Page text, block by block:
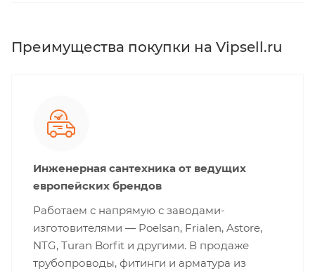
Преимущества покупки на Vipsell.ru
Инженерная сантехника от ведущих
европейских брендов
Работаем с напрямую с заводами-
изготовителями — Poelsan, Frialen, Astore,
NTG, Turan Borfit и другими. В продаже
трубопроводы, фитинги и арматура из